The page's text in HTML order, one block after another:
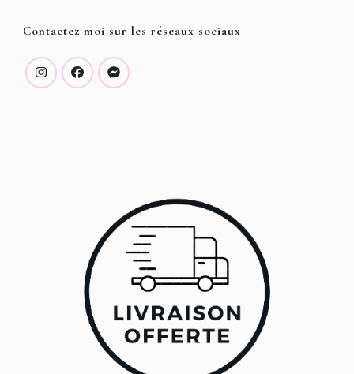
Contactez moi sur les réseaux sociaux